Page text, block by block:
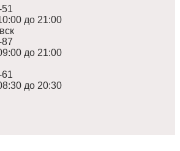
до 21:00
до 21:00
до 20:30